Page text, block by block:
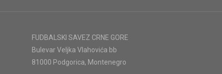
FUDBALSKI SAVEZ CRNE GORE
Bulevar Veljka Vlahovića bb
81000 Podgorica, Montenegro